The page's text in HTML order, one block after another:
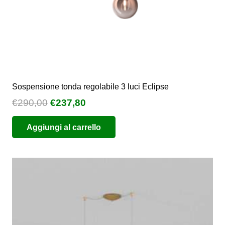
Sospensione tonda regolabile 3 luci Eclipse
€290,00 Il
prezzo
originale
era:
€237,80
prezzo
attuale
è:
Aggiungi al carrello